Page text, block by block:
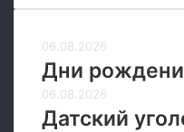
06.08.2026
Дни
06.08.2026
Датский